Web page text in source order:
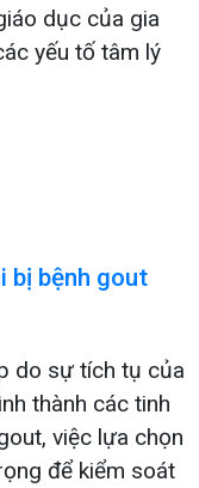
dục của gia
yếu tố tâm lý
bị bệnh gout
do sự tích tụ của
thành các tinh
việc lựa chọn
để kiểm soát